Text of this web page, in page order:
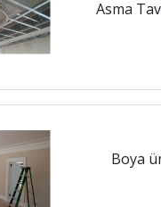
Asma
Boya